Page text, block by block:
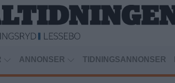
ANNONSER TIDNINGSANNONSER